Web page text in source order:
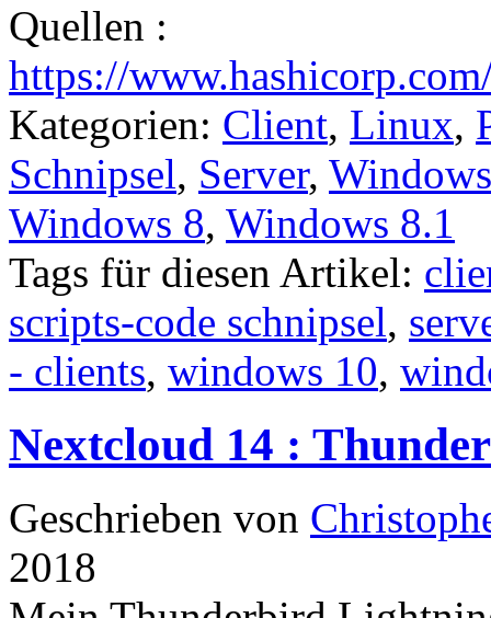
Quellen :
https://
Kategorien: Client, Linux,
Schnipsel, Server,
Windows 8, Windows 8.1
Tags für diesen Artikel:
scripts-code schnipsel,
- clients, windows 10,
Nextcloud 14 :
Geschrieben von
2018